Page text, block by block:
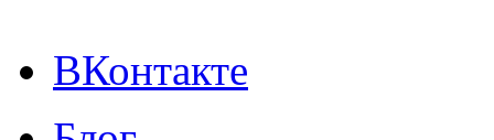
ВКонтакте